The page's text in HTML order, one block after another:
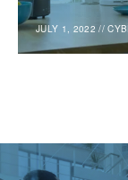
JULY 1, 2022 //